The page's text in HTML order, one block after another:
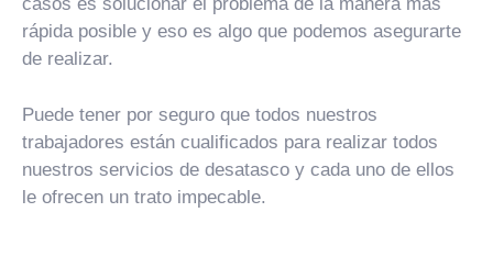
rápida posible y eso es algo que podemos asegurarte
de realizar.
Puede tener por seguro que todos nuestros
trabajadores están cualificados para realizar todos
nuestros servicios de desatasco y cada uno de ellos
le ofrecen un trato impecable.